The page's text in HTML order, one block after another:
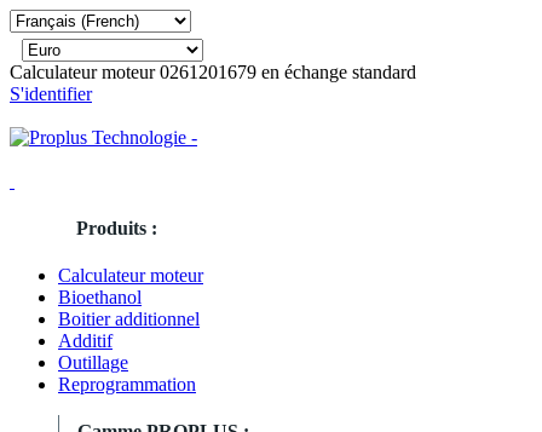
Calculateur moteur 0261201679 en échange standard
S'identifier
Produits :
Calculateur moteur
Bioethanol
Boitier additionnel
Additif
Outillage
Reprogrammation